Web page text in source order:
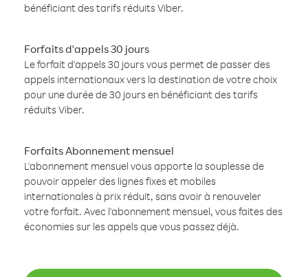
bénéficiant des tarifs réduits Viber.
Forfaits d'appels 30 jours
Le forfait d'appels 30 jours vous permet de passer des
appels internationaux vers la destination de votre choix
pour une durée de 30 jours en bénéficiant des tarifs
réduits Viber.
Forfaits Abonnement mensuel
L'abonnement mensuel vous apporte la souplesse de
pouvoir appeler des lignes fixes et mobiles
internationales à prix réduit, sans avoir à renouveler
votre forfait. Avec l'abonnement mensuel, vous faites des
économies sur les appels que vous passez déjà.